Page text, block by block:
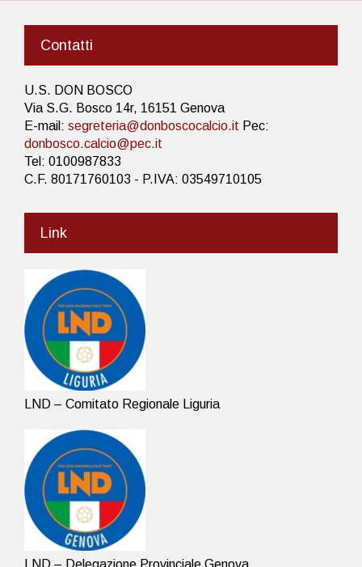
Contatti
U.S. DON BOSCO
Via S.G. Bosco 14r, 16151 Genova
E-mail: segreteria@donboscocalcio.it Pec:
donbosco.calcio@pec.it
Tel: 0100987833
C.F. 80171760103 - P.IVA: 03549710105
Link
LND – Comitato Regionale Liguria
LND – Delegazione Provinciale Genova